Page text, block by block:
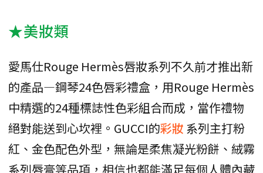
★美妝類
愛馬仕Rouge Hermès唇妝系列不久前才推出新
的產品—鋼琴24色唇彩禮盒，用Rouge Hermès
中精選的24種標誌性色彩組合而成，當作禮物
絕對能送到心坎裡。GUCCI的彩妝 系列主打粉
紅、金色配色外型，無論是柔焦凝光粉餅、絨霧
系列唇膏等品項，相信也都能滿足每個人體內藏